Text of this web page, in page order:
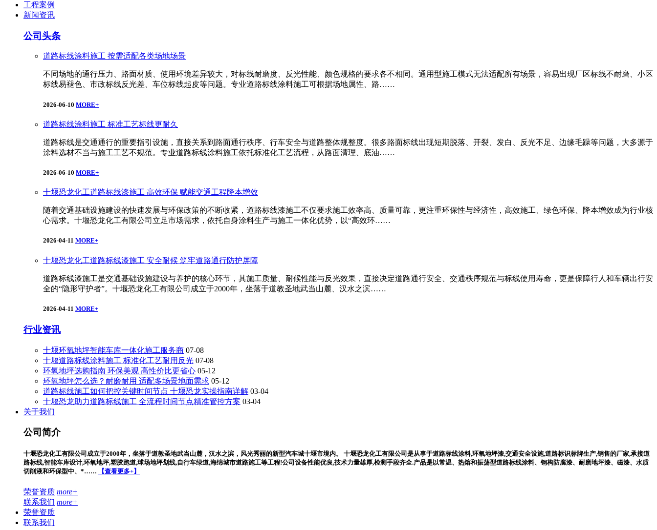
工程案例
新闻资讯
公司头条
道路标线涂料施工 按需适配各类场地场景
不同场地的通行压力、路面材质、使用环境差异较大，对标线耐磨度、反光性能、颜色规格的要求各不相同。通用型施工模式无法适配所有场景，容易出现厂区标线不耐磨、小区
标线易褪色、市政标线反光差、车位标线起皮等问题。专业道路标线涂料施工可根据场地属性、路……
2026-06-10 MORE+
道路标线涂料施工 标准工艺标线更耐久
道路标线是交通通行的重要指引设施，直接关系到路面通行秩序、行车安全与道路整体规整度。很多路面标线出现短期脱落、开裂、发白、反光不足、边缘毛躁等问题，大多源于
涂料选材不当与施工工艺不规范。专业道路标线涂料施工依托标准化工艺流程，从路面清理、底油……
2026-06-10 MORE+
十堰恐龙化工道路标线漆施工 高效环保 赋能交通工程降本增效
随着交通基础设施建设的快速发展与环保政策的不断收紧，道路标线漆施工不仅要求施工效率高、质量可靠，更注重环保性与经济性，高效施工、绿色环保、降本增效成为行业核
心需求。十堰恐龙化工有限公司立足市场需求，依托自身涂料生产与施工一体化优势，以“高效环……
2026-04-11 MORE+
十堰恐龙化工道路标线漆施工 安全耐候 筑牢道路通行防护屏障
道路标线漆施工是交通基础设施建设与养护的核心环节，其施工质量、耐候性能与反光效果，直接决定道路通行安全、交通秩序规范与标线使用寿命，更是保障行人和车辆出行安
全的“隐形守护者”。十堰恐龙化工有限公司成立于2000年，坐落于道教圣地武当山麓、汉水之滨……
2026-04-11 MORE+
行业资讯
十堰环氧地坪智能车库一体化施工服务商 07-08
十堰道路标线涂料施工 标准化工艺耐用反光 07-08
环氧地坪选购指南 环保美观 高性价比更省心 05-12
环氧地坪怎么选？耐磨耐用 适配多场景地面需求 05-12
道路标线施工如何把控关键时间节点 十堰恐龙实操指南详解 03-04
十堰恐龙助力道路标线施工 全流程时间节点精准管控方案 03-04
关于我们
公司简介
十堰恐龙化工有限公司成立于2000年，坐落于道教圣地武当山麓，汉水之滨，风光秀丽的新型汽车城十堰市境内。 十堰恐龙化工有限公司是从事于道路标线涂料,环氧地坪漆,交通安全设施,道路标识标牌生产,销售的厂家,承接道
路标线,智能车库设计,环氧地坪,塑胶跑道,球场地坪划线,自行车绿道,海绵城市道路施工等工程!公司设备性能优良,技术力量雄厚,检测手段齐全.产品是以常温、热熔和振荡型道路标线涂料、钢构防腐漆、耐磨地坪漆、磁漆、水质
切削液和环保型中、*……
【查看更多+】
荣誉资质 more+
联系我们 more+
荣誉资质
联系我们